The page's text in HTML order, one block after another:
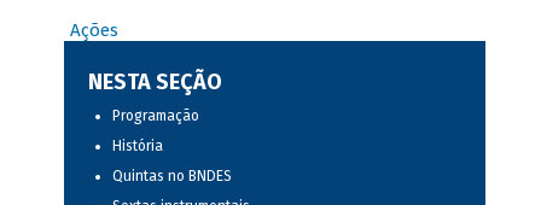
Ações
NESTA SEÇÃO
Programação
História
Quintas no BNDES